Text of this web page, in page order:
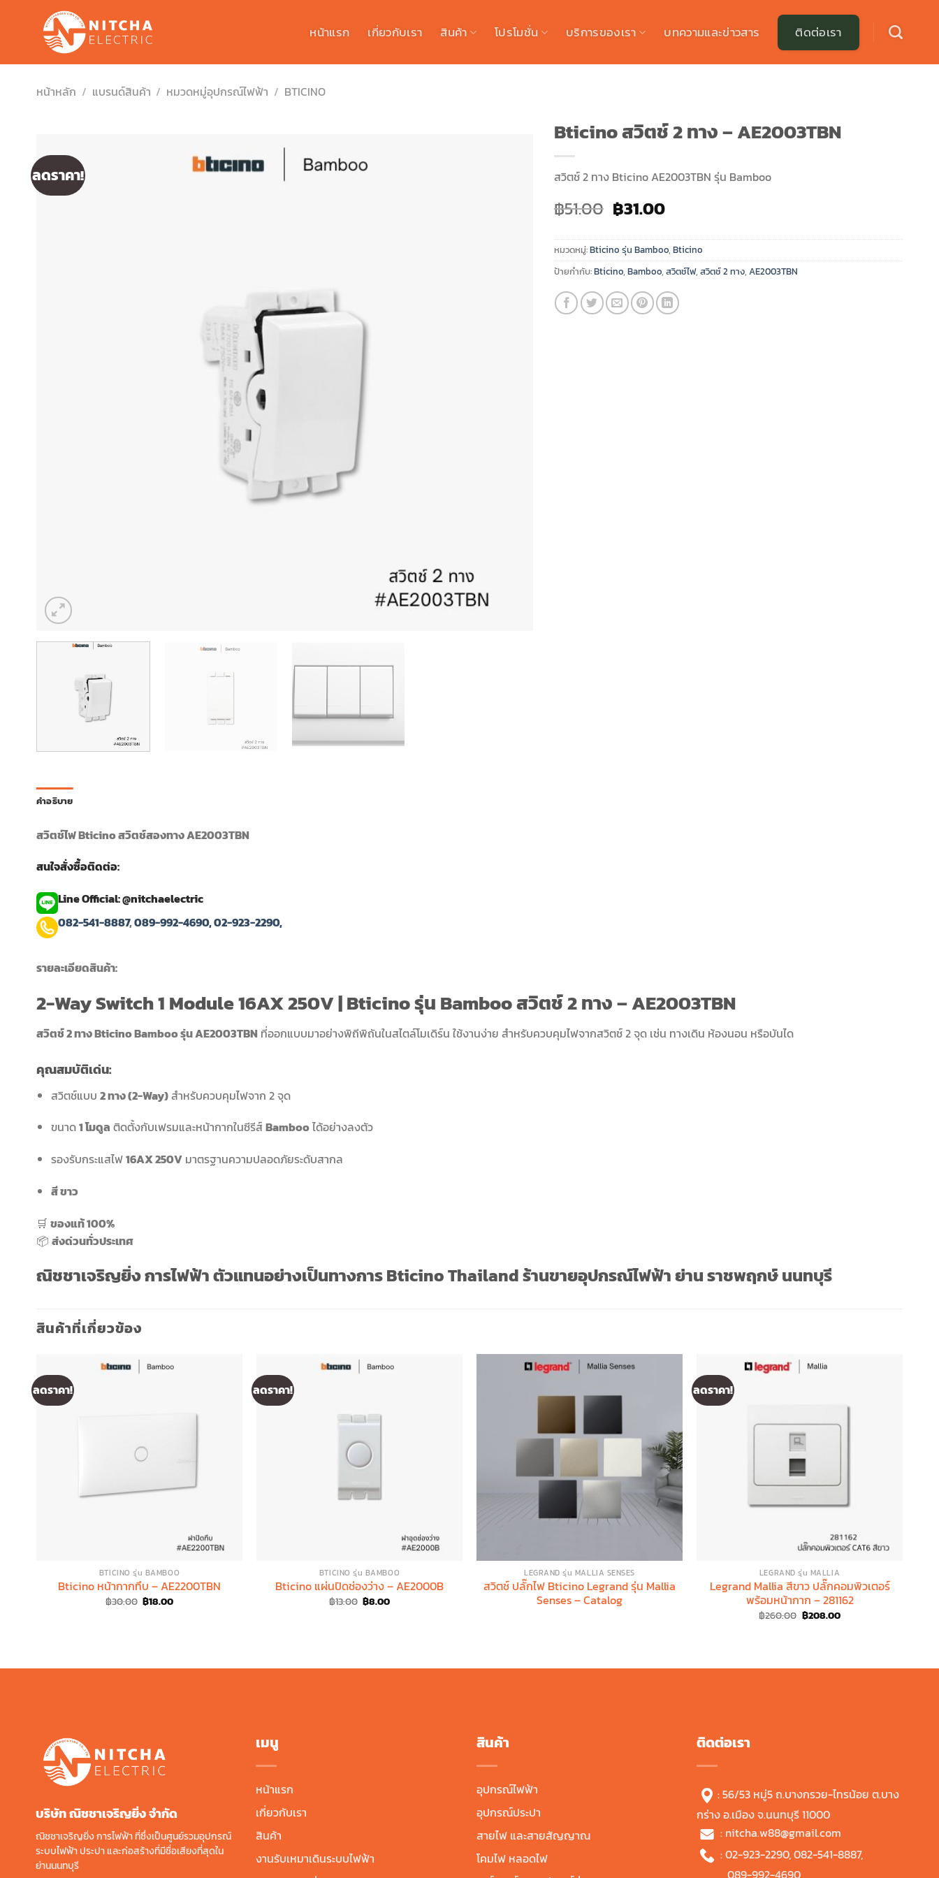
หน้าแรก เกี่ยวกับเรา สินค้า โปรโมชั่น บริการของเรา บทความและข่าวสาร ติดต่อเรา
หน้าหลัก / แบรนด์สินค้า / หมวดหมู่อุปกรณ์ไฟฟ้า / BTICINO
ลดราคา!
Bticino สวิตช์ 2 ทาง – AE2003TBN
สวิตช์ 2 ทาง Bticino AE2003TBN รุ่น Bamboo
฿51.00 Original
was:
฿51.00.
฿31.00Current
is:
฿31.00.
หมวดหมู่:Bticino รุ่น Bamboo, Bticino
ป้ายกำกับ:Bticino, Bamboo, สวิตช์ไฟ, สวิตช์ 2 ทาง, AE2003TBN
คำอธิบาย
สวิตช์ไฟ Bticino สวิตช์สองทาง AE2003TBN
สนใจสั่งซื้อติดต่อ:
Line Official: @nitchaelectric
082-541-8887,089-992-4690,02-923-2290,
รายละเอียดสินค้า:
2-Way Switch 1 Module 16AX 250V | Bticino รุ่น Bamboo สวิตช์ 2 ทาง – AE2003TBN
สวิตช์ 2 ทาง Bticino Bamboo รุ่น AE2003TBN ที่ออกแบบมาอย่างพิถีพิถันในสไตล์โมเดิร์น ใช้งานง่าย สำหรับควบคุมไฟจากสวิตช์ 2 จุด เช่น ทางเดิน ห้องนอน หรือบันได
คุณสมบัติเด่น:
สวิตช์แบบ 2 ทาง (2-Way)สำหรับควบคุมไฟจาก 2 จุด
ขนาด1 โมดูล ติดตั้งกับเฟรมและหน้ากากในซีรีส์ Bambooได้อย่างลงตัว
รองรับกระแสไฟ16AX 250Vมาตรฐานความปลอดภัยระดับสากล
สี ขาว
🛒 ของแท้ 100%
📦 ส่งด่วนทั่วประเทศ
ณิชชาเจริญยิ่ง การไฟฟ้า ตัวแทนอย่างเป็นทางการ Bticino Thailandร้านขายอุปกรณ์ไฟฟ้า ย่านราชพฤกษ์ นนทบุรี
สินค้าที่เกี่ยวข้อง
ลดราคา!
BTICINO รุ่น BAMBOO
Bticino หน้ากากทึบ – AE2200TBN
฿30.00 Original
price
฿18.00Current
ลดราคา!
BTICINO รุ่น BAMBOO
Bticino แผ่นปิดช่องว่าง – AE2000B
฿13.00 Original
price
฿8.00Current
LEGRAND รุ่น MALLIA SENSES
สวิตช์ ปลั๊กไฟ Bticino Legrand รุ่น Mallia
Senses – Catalog
ลดราคา!
LEGRAND รุ่น MALLIA
Legrand Mallia สีขาว ปลั๊กคอมพิวเตอร์
พร้อมหน้ากาก – 281162
฿260.00 Original
price
฿208.00Current
price
บริษัท ณิชชาเจริญยิ่ง จํากัด
ณิชชาเจริญยิ่ง การไฟฟ้า ที่ซึ่งเป็นศูนย์รวมอุปกรณ์
ระบบไฟฟ้า ประปา และก่อสร้างที่มีชื่อเสียงที่สุดใน
ย่านนนทบุรี
เมนู
หน้าแรก
เกี่ยวกับเรา
สินค้า
งานรับเหมาเดินระบบไฟฟ้า
สินค้า
อุปกรณ์ไฟฟ้า
อุปกรณ์ประปา
สายไฟ และสายสัญญาณ
โคมไฟ หลอดไฟ
ติดต่อเรา
: 56/53 หมู่5 ถ.บางกรวย-ไทรน้อย ต.บาง
กร่าง อ.เมือง จ.นนทบุรี 11000
: nitcha.w88@gmail.com
:02-923-2290,082-541-8887,
089-992-4690